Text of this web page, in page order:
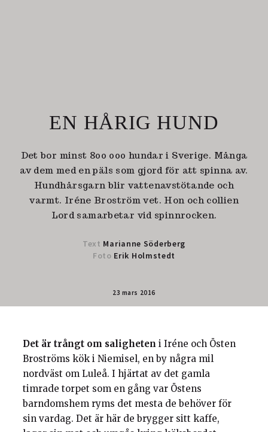
EN HÅRIG HUND
Det bor minst 800 000 hundar i Sverige. Många
av dem med en päls som gjord för att spinna av.
Hundhårsgarn blir vattenavstötande och
varmt. Iréne Broström vet. Hon och collien
Lord samarbetar vid spinnrocken.
Text Marianne Söderberg
Foto Erik Holmstedt
23 mars 2016
Det är trångt om saligheten i Iréne och Östen
Broströms kök i Niemisel, en by några mil
nordväst om Luleå. I hjärtat av det gamla
timrade torpet som en gång var Östens
barndomshem ryms det mesta de behöver för
sin vardag. Det är här de brygger sitt kaffe,